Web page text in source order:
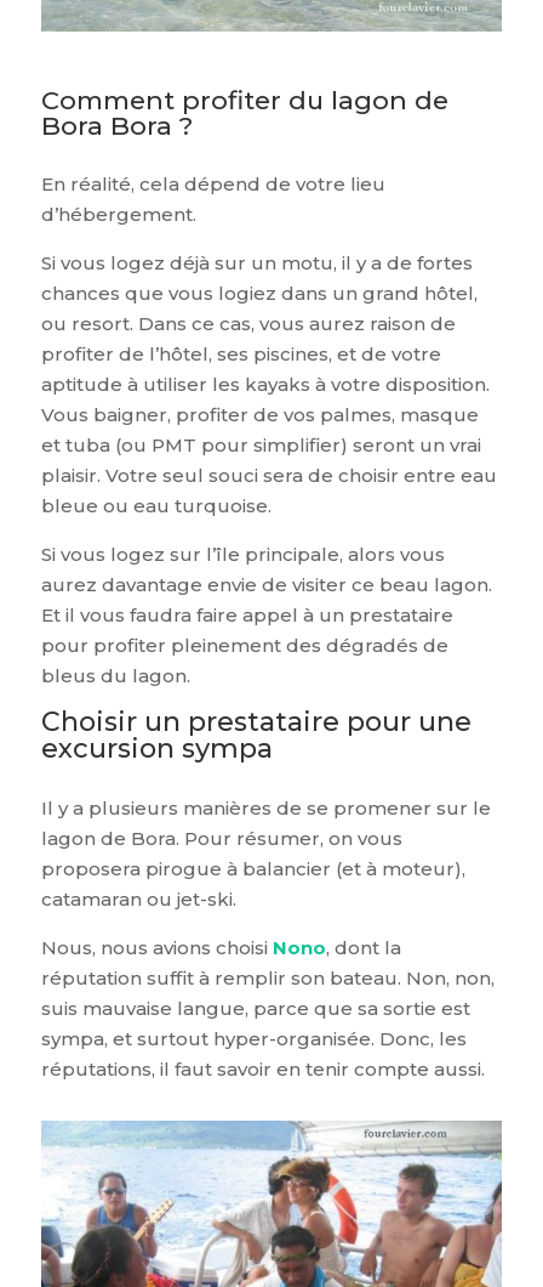
Comment profiter du lagon de
Bora Bora ?
En réalité, cela dépend de votre lieu
d’hébergement.
Si vous logez déjà sur un motu, il y a de fortes
chances que vous logiez dans un grand hôtel,
ou resort. Dans ce cas, vous aurez raison de
profiter de l’hôtel, ses piscines, et de votre
aptitude à utiliser les kayaks à votre disposition.
Vous baigner, profiter de vos palmes, masque
et tuba (ou PMT pour simplifier) seront un vrai
plaisir. Votre seul souci sera de choisir entre eau
bleue ou eau turquoise.
Si vous logez sur l’île principale, alors vous
aurez davantage envie de visiter ce beau lagon.
Et il vous faudra faire appel à un prestataire
pour profiter pleinement des dégradés de
bleus du lagon.
Choisir un prestataire pour une
excursion sympa
Il y a plusieurs manières de se promener sur le
lagon de Bora. Pour résumer, on vous
proposera pirogue à balancier (et à moteur),
catamaran ou jet-ski.
Nous, nous avions choisi Nono, dont la
réputation suffit à remplir son bateau. Non, non,
suis mauvaise langue, parce que sa sortie est
sympa, et surtout hyper-organisée. Donc, les
réputations, il faut savoir en tenir compte aussi.